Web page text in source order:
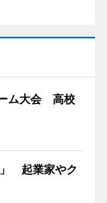
ム大会 高校
」 起業家やク